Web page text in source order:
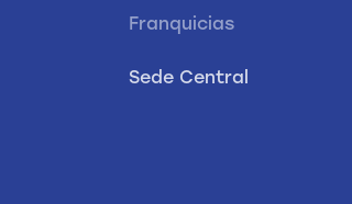
Franquicias
Sede Central